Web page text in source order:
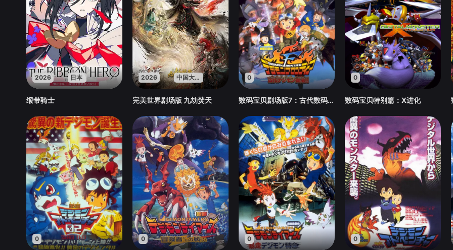
2026 日本
缎带骑士
2026 中国大陆
完美世界剧场版 九劫焚天
0
数码宝贝剧场版7：古代数码兽复活
0
数码宝贝特别篇：X进化
0 0 0 0